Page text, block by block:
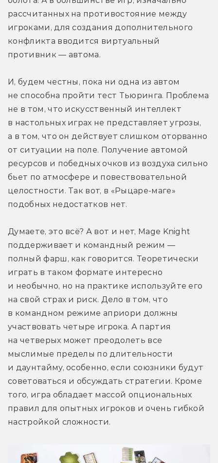
рассчитанных на противостояние между
игроками, для создания дополнительного
конфликта вводится виртуальный
противник — автома.
И, будем честны, пока ни одна из автом
не способна пройти тест Тьюринга. Проблема
не в том, что искусственный интеллект
в настольных играх не представляет угрозы,
а в том, что он действует слишком оторванно
от ситуации на поле. Получение автомой
ресурсов и победных очков из воздуха сильно
бьет по атмосфере и повествовательной
целостности. Так вот, в «Рыцаре-маге»
подобных недостатков нет.
Думаете, это всё? А вот и нет, Mage Knight
поддерживает и командный режим —
полный фарш, как говорится. Теоретически
играть в таком формате интересно
и необычно, но на практике используйте его
на свой страх и риск. Дело в том, что
в командном режиме априори должны
участвовать четыре игрока. А партия
на четверых может преодолеть все
мыслимые пределы по длительности
и даунтайму, особенно, если союзники будут
советоваться и обсуждать стратегии. Кроме
того, игра обладает массой опциональных
правил для опытных игроков и очень гибкой
настройкой сложности.